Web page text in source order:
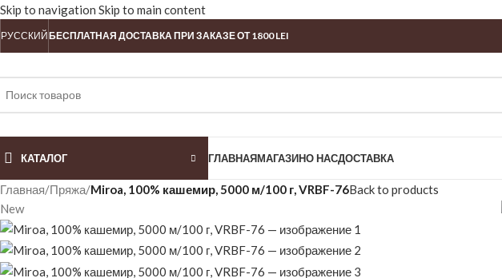
Skip to navigation Skip to main content
РУССКИЙБЕСПЛАТНАЯ ДОСТАВКА ПРИ ЗАКАЗЕ ОТ 1800 LEI
КАТАЛОГ ГЛАВНАЯМАГАЗИНО НАСДОСТАВКА
Главная/Пряжа/Miroa, 100% кашемир, 5000 м/100 г, VRBF-76Back to products
New